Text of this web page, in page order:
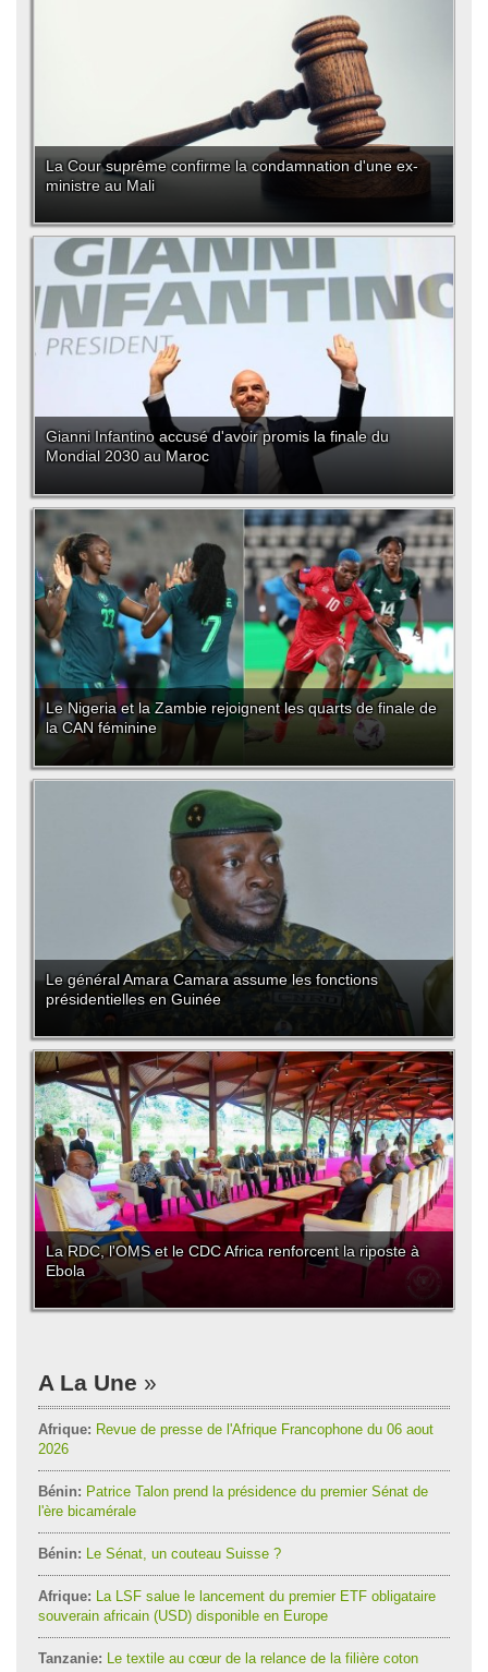
La Cour suprême confirme la condamnation d'une ex-
ministre au Mali
Gianni Infantino accusé d'avoir promis la finale du
Mondial 2030 au Maroc
Le Nigeria et la Zambie rejoignent les quarts de finale de
la CAN féminine
Le général Amara Camara assume les fonctions
présidentielles en Guinée
La RDC, l'OMS et le CDC Africa renforcent la riposte à
Ebola
A La Une
Afrique: Revue de presse de l'Afrique Francophone du 06 aout
2026
Bénin: Patrice Talon prend la présidence du premier Sénat de
l'ère bicamérale
Bénin: Le Sénat, un couteau Suisse ?
Afrique: La LSF salue le lancement du premier ETF obligataire
souverain africain (USD) disponible en Europe
Tanzanie: Le textile au cœur de la relance de la filière coton